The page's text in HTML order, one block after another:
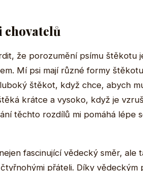
chovatelů
že porozumění psímu štěkotu
Mí psi mají různé formy
štěkot, když chce, abych
krátce a vysoko, když je
těchto rozdílů mi pomáhá lépe
fascinující vědecký směr,
přáteli. Díky